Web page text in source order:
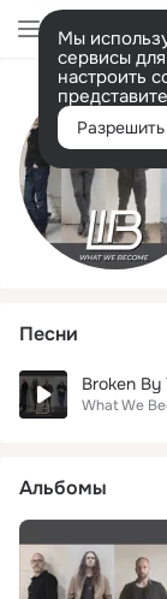
Мы
сервисы
настроить
Песни
Broken By
What We
Альбомы